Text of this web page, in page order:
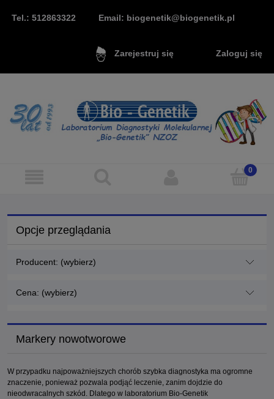
Tel.: 512863322 Email: biogenetik@biogenetik.pl
Zarejestruj się Zaloguj się
Opcje przeglądania
Producent: (wybierz)
Cena: (wybierz)
Markery nowotworowe
W przypadku najpoważniejszych chorób szybka diagnostyka ma ogromne
znaczenie, ponieważ pozwala podjąć leczenie, zanim dojdzie do
nieodwracalnych szkód. Dlatego w laboratorium Bio-Genetik